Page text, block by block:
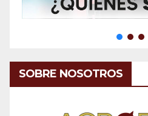
SOBRE NOSOTROS